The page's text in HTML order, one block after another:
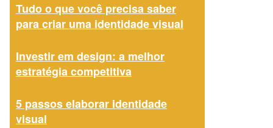
Tudo o que você precisa saber
para criar uma identidade visual
Investir em design: a melhor
estratégia competitiva
5 passos elaborar identidade
visual